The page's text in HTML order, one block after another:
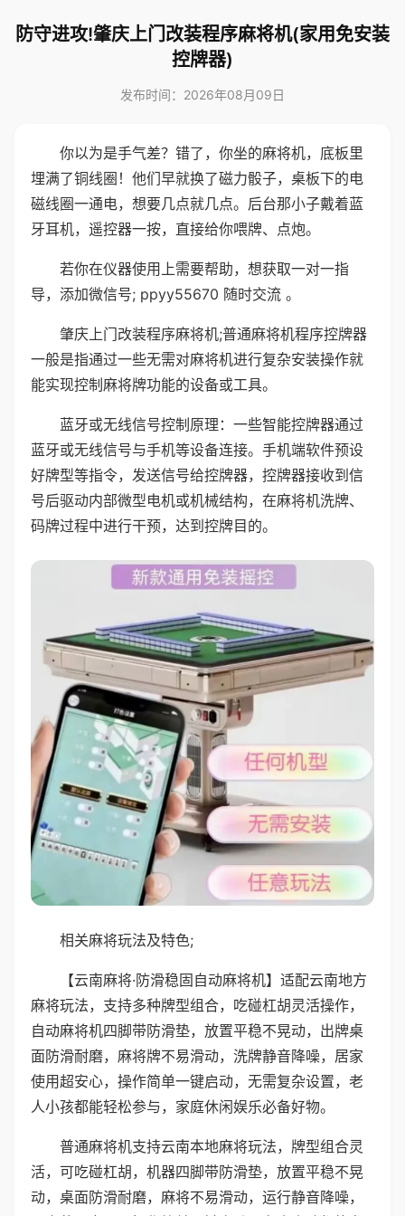
防守进攻!肇庆上门改装程序麻将机(家用免安装
控牌器)
发布时间：2026年08月09日
你以为是手气差？错了，你坐的麻将机，底板里
埋满了铜线圈！他们早就换了磁力骰子，桌板下的电
磁线圈一通电，想要几点就几点。后台那小子戴着蓝
牙耳机，遥控器一按，直接给你喂牌、点炮。
若你在仪器使用上需要帮助，想获取一对一指
导，添加微信号; ppyy55670 随时交流 。
肇庆上门改装程序麻将机;普通麻将机程序控牌器
一般是指通过一些无需对麻将机进行复杂安装操作就
能实现控制麻将牌功能的设备或工具。
蓝牙或无线信号控制原理：一些智能控牌器通过
蓝牙或无线信号与手机等设备连接。手机端软件预设
好牌型等指令，发送信号给控牌器，控牌器接收到信
号后驱动内部微型电机或机械结构，在麻将机洗牌、
码牌过程中进行干预，达到控牌目的。
相关麻将玩法及特色;
【云南麻将·防滑稳固自动麻将机】适配云南地方
麻将玩法，支持多种牌型组合，吃碰杠胡灵活操作，
自动麻将机四脚带防滑垫，放置平稳不晃动，出牌桌
面防滑耐磨，麻将牌不易滑动，洗牌静音降噪，居家
使用超安心，操作简单一键启动，无需复杂设置，老
人小孩都能轻松参与，家庭休闲娱乐必备好物。
普通麻将机支持云南本地麻将玩法，牌型组合灵
活，可吃碰杠胡，机器四脚带防滑垫，放置平稳不晃
动，桌面防滑耐磨，麻将不易滑动，运行静音降噪，